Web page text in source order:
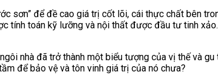
sơn” để đề cao giá trị cốt lõi, cái thực chất bên
tính toán kỹ lưỡng và nội thất được đầu tư tinh
nhà đã trở thành một biểu tượng của vị thế và
để bảo vệ và tôn vinh giá trị của nó chưa?